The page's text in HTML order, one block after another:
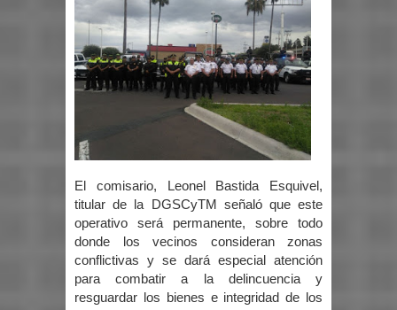
El comisario, Leonel Bastida Esquivel,
titular de la DGSCyTM señaló que este
operativo será permanente, sobre todo
donde los vecinos consideran zonas
conflictivas y se dará especial atención
para combatir a la delincuencia y
resguardar los bienes e integridad de los